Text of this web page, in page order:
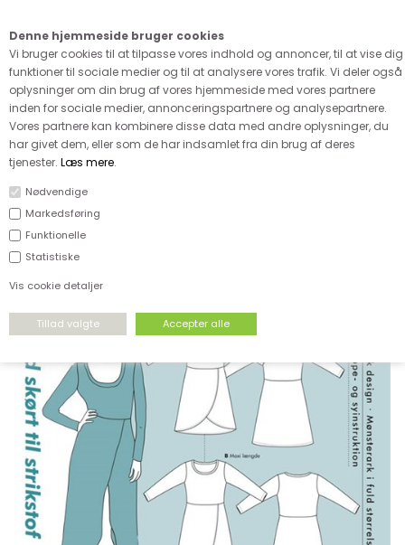
Denne hjemmeside bruger cookies
Vi bruger cookies til at tilpasse vores indhold og annoncer, til at vise dig
funktioner til sociale medier og til at analysere vores trafik. Vi deler også
oplysninger om din brug af vores hjemmeside med vores partnere
inden for sociale medier, annonceringspartnere og analysepartnere.
Vores partnere kan kombinere disse data med andre oplysninger, du
har givet dem, eller som de har indsamlet fra din brug af deres
tjenester. Læs mere.
Nødvendige
Markedsføring
Funktionelle
Statistiske
Vis cookie detaljer
FORSIDE›UDSALG›UDGÅEDE MØNSTRE
SPAR
32%